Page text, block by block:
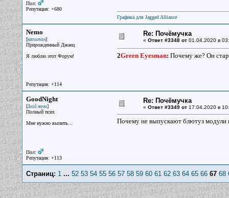
Пол:
Репутация: +680
Графика для Jagged Alliance
Nemo
[капитан]
Прирожденный Джаец
Я люблю этот Форум!
Репутация: +114
Re: Почёмучка
« Ответ #3348 от01.04.2020 в
2Green Eyesman: Почему же? Он
GoodNight
[Злой ночи]
Полный псих
Мне нужно выпить...
Пол:
Репутация: +113
Re: Почёмучка
« Ответ #3349 от17.04.2020 в
Почему не выпускают блютуз модули
Страниц: 1... 52 53 54 55 56 57 58 59 60 61 62 63 64 65 66 67 68